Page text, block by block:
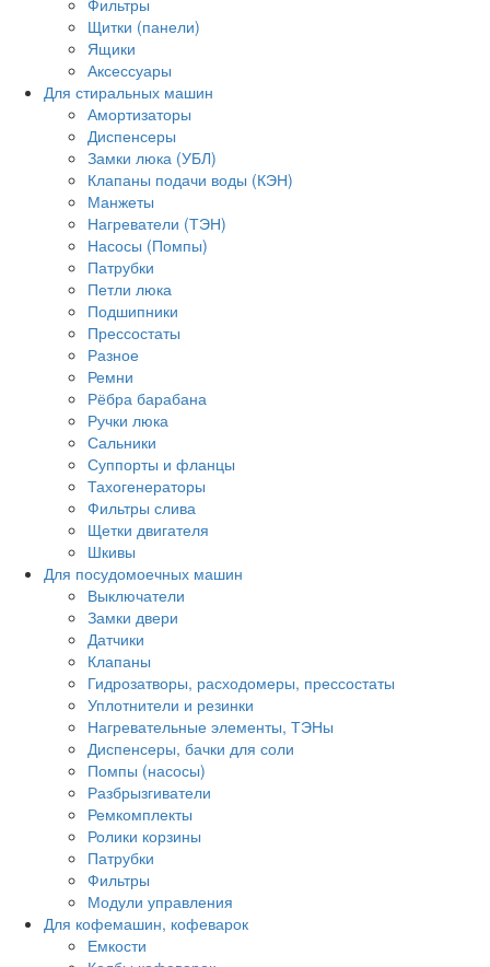
Фильтры
Щитки (панели)
Ящики
Аксессуары
Для стиральных машин
Амортизаторы
Диспенсеры
Замки люка (УБЛ)
Клапаны подачи воды (КЭН)
Манжеты
Нагреватели (ТЭН)
Насосы (Помпы)
Патрубки
Петли люка
Подшипники
Прессостаты
Разное
Ремни
Рёбра барабана
Ручки люка
Сальники
Суппорты и фланцы
Тахогенераторы
Фильтры слива
Щетки двигателя
Шкивы
Для посудомоечных машин
Выключатели
Замки двери
Датчики
Клапаны
Гидрозатворы, расходомеры, прессостаты
Уплотнители и резинки
Нагревательные элементы, ТЭНы
Диспенсеры, бачки для соли
Помпы (насосы)
Разбрызгиватели
Ремкомплекты
Ролики корзины
Патрубки
Фильтры
Модули управления
Для кофемашин, кофеварок
Емкости